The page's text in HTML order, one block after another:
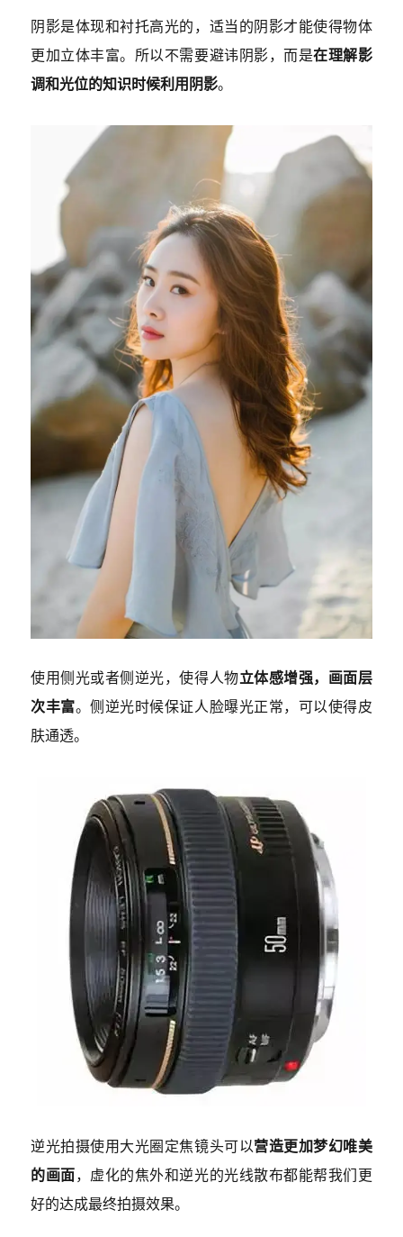
阴影是体现和衬托高光的，适当的阴影才能使得物体
更加立体丰富。所以不需要避讳阴影，而是在理解影
调和光位的知识时候利用阴影。
使用侧光或者侧逆光，使得人物立体感增强，画面层
次丰富。侧逆光时候保证人脸曝光正常，可以使得皮
肤通透。
逆光拍摄使用大光圈定焦镜头可以营造更加梦幻唯美
的画面，虚化的焦外和逆光的光线散布都能帮我们更
好的达成最终拍摄效果。